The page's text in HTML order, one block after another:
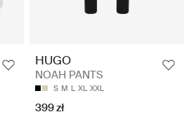
HUGO
NOAH PANTS
S M L XL XXL
399 zł